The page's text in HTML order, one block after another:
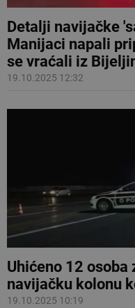
Detalji navijačke
Manijaci napali
se vraćali iz
19.10.2025 12:32
Uhićeno 12 osoba
navijačku kolonu
19.10.2025 10:19